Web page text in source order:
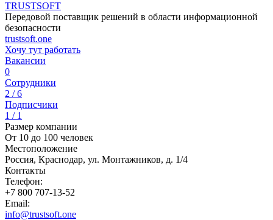
TRUSTSOFT
Передовой поставщик решений в области информационной
безопасности
trustsoft.one
Хочу тут работать
Вакансии
0
Сотрудники
2 / 6
Подписчики
1 / 1
Размер компании
От 10 до 100 человек
Местоположение
Россия, Краснодар, ул. Монтажников, д. 1/4
Контакты
Телефон:
+7 800 707-13-52
Email:
info@trustsoft.one